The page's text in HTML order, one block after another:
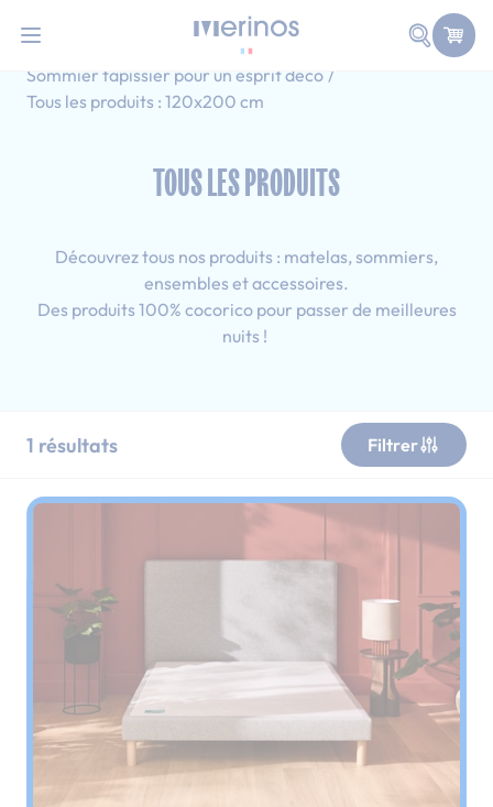
Faire
Accueil
Sommier tapissier pour un esprit déco
Tous les produits : 120x200 cm
TOUS LES PRODUITS
Découvrez tous nos produits : matelas, sommiers,
ensembles et accessoires.
Des produits 100% cocorico pour passer de meilleures
nuits !
1 résultats Filtrer